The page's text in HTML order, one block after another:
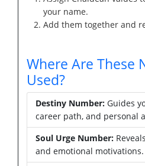
your name.
Add them together and
Where Are These
Used?
Destiny Number: Guides
career path, and personal
Soul Urge Number:
and emotional motivations.